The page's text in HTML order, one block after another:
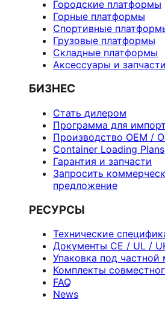
Городские платформы
Горные платформы
Спортивные
Грузовые платформы
Складные платформы
Аксессуары и запчасти
БИЗНЕС
Стать дилером
Программа для
Производство OEM /
Container Loading Plans
Гарантия и запчасти
Запросить
предложение
РЕСУРСЫ
Технические
Документы CE / UL /
Упаковка под частной
Комплекты
FAQ
News